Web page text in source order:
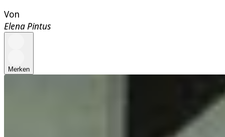
Von
Elena Pintus
Merken